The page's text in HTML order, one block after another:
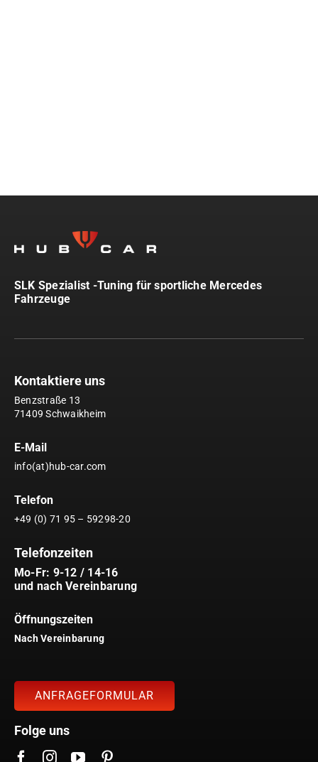
SLK Spezialist -Tuning für sportliche Mercedes
Fahrzeuge
Kontaktiere uns
Benzstraße 13
71409 Schwaikheim
E-Mail
info(at)hub-car.com
Telefon
+49 (0) 71 95 – 59298-20
Telefonzeiten
Mo-Fr: 9-12 / 14-16
und nach Vereinbarung
Öffnungszeiten
Nach Vereinbarung
ANFRAGEFORMULAR
Folge uns